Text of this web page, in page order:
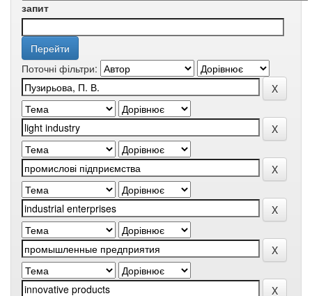
запит
Поточні фільтри: